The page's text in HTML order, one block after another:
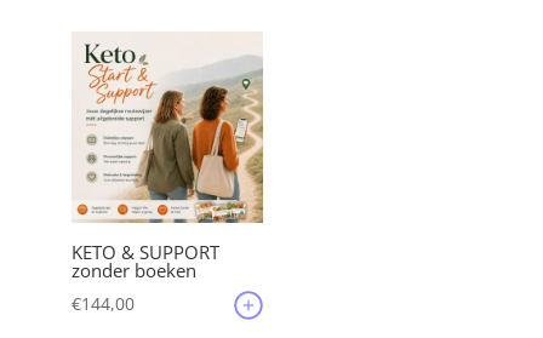
KETO & SUPPORT
zonder boeken
€144,00